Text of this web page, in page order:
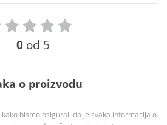
0 od 5
o proizvodu
bismo osigurali da je svaka informacija o